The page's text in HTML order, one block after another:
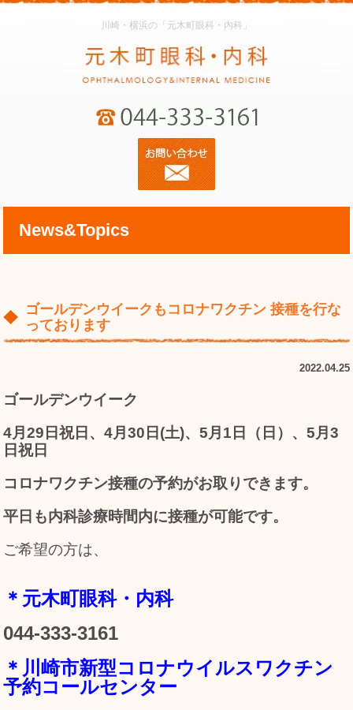
川崎・横浜の「元木町眼科・内科」
News&Topics
ゴールデンウイークもコロナワクチン 接種を行な
っております
2022.04.25
ゴールデンウイーク
4月29日祝日、4月30日(土)、5月1日（日）、5月3
日祝日
コロナワクチン接種の予約がお取りできます。
平日も内科診療時間内に接種が可能です。
ご希望の方は、
＊元木町眼科・内科
044-333-3161
＊川崎市新型コロナウイルスワクチン
予約コールセンター